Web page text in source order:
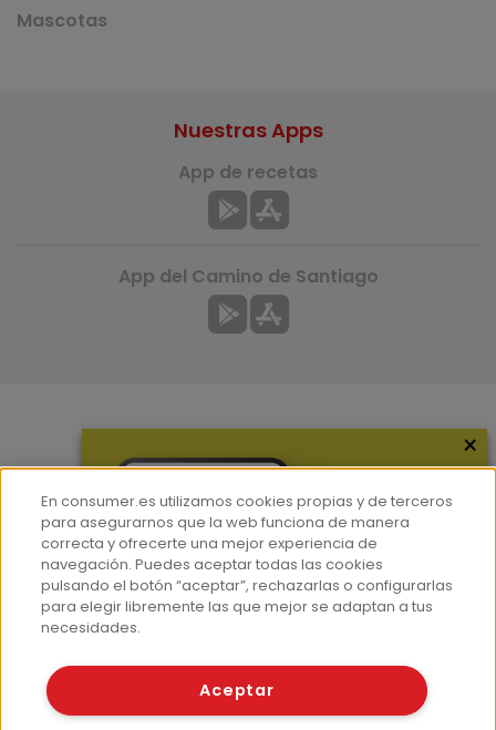
Mascotas
Hemeroteca
Contacto
Prensa
Corpus Lingüístico Consumer
Nuestras Apps
App de recetas
App del Camino de Santiago
© Fundación EROSKI
×
En consumer.es utilizamos cookies propias y de terceros
para asegurarnos que la web funciona de manera
correcta y ofrecerte una mejor experiencia de
navegación. Puedes aceptar todas las cookies
pulsando el botón “aceptar”, rechazarlas o configurarlas
para elegir libremente las que mejor se adaptan a tus
necesidades.
Aceptar